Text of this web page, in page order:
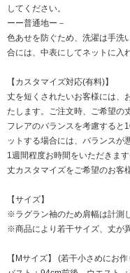
してください。
ーー普通地ー－
色あせを防ぐため、洗濯は手洗
合には、中表にしてネットに入
【カスタマイズ対応(有料)】
丈を短くされたいお客様には、
たします。ご注文時、ご希望の
フレアのバランスを考慮すると
ットする場合には、バランスが
1週間程度お時間をいただきま
丈カスタマイズをご希望のお客
【サイズ】
※ラグラン袖のため肩幅は計測
※商品により若干サイズ、丈が
【Mサイズ】 (若干小さめにお